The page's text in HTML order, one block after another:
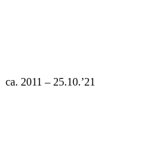
ca. 2011 – 25.10.’21